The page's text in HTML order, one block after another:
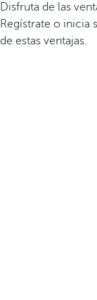
Disfruta de las
Regístrate o inicia
de estas ventajas.